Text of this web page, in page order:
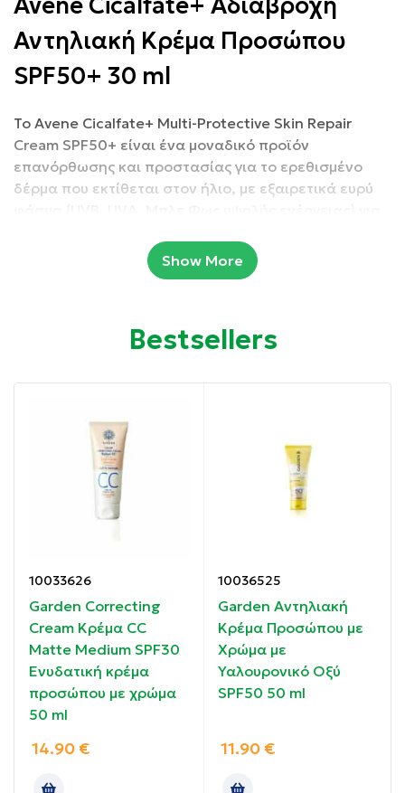
Αντηλιακή Κρέμα Προσώπου
SPF50+ 30 ml
Το Avene Cicalfate+ Multi-Protective Skin Repair
Cream SPF50+ είναι ένα μοναδικό προϊόν
επανόρθωσης και προστασίας για το ερεθισμένο
δέρμα που εκτίθεται στον ήλιο, με εξαιρετικά ευρύ
Παρέχει πολύ υψηλή αντηλιακή προστασία
Μειώνει τον κίνδυνο υπερμελάγχρωσης και ουλών
Καταπραΰνει και επανορθώνει την επιδερμίδα
Οδηγίες χρήσης:
Εφαρμόστε 2 φορές την ημέρα στο δέρμα, μετά την
επανεπιδερμιδοποίηση.
Κάντε μασάζ στο δέρμα μέχρι να απορροφηθεί.
Ενδείκνυται για τα χέρια, το πίσω μέρος του λαιμού
Show More
Bestsellers
10033626
Garden Correcting
Cream Κρέμα CC
Matte Medium SPF30
Ενυδατική κρέμα
προσώπου με χρώμα
50 ml
14.90 €
10036525
Garden Αντηλιακή
Κρέμα Προσώπου με
Χρώμα με
Υαλουρονικό Οξύ
SPF50 50 ml
11.90 €